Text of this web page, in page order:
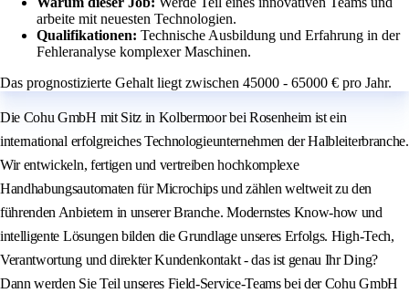
arbeite mit neuesten Technologien.
Qualifikationen: Technische Ausbildung und Erfahrung in der
Fehleranalyse komplexer Maschinen.
Das prognostizierte Gehalt liegt zwischen 45000 - 65000 € pro Jahr.
Die Cohu GmbH mit Sitz in Kolbermoor bei Rosenheim ist ein
international erfolgreiches Technologieunternehmen der Halbleiterbranche.
Wir entwickeln, fertigen und vertreiben hochkomplexe
Handhabungsautomaten für Microchips und zählen weltweit zu den
führenden Anbietern in unserer Branche. Modernstes Know-how und
intelligente Lösungen bilden die Grundlage unseres Erfolgs. High-Tech,
Verantwortung und direkter Kundenkontakt - das ist genau Ihr Ding?
Dann werden Sie Teil unseres Field-Service-Teams bei der Cohu GmbH